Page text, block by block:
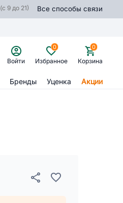
(с 9 до 21) Все способы связи
Войти Избранное
0
Корзина
0
Бренды Уценка Акции